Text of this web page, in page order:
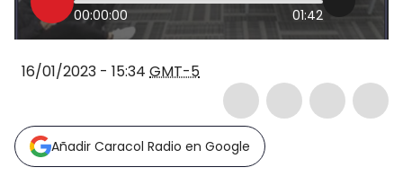
00:00:00 01:42
16/01/2023 - 15:34 GMT-5
Añadir Caracol Radio en Google